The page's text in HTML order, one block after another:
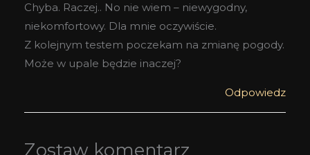
Chyba. Raczej.. No nie wiem – niewygodny,
niekomfortowy. Dla mnie oczywiście.
Z kolejnym testem poczekam na zmianę pogody.
Może w upale będzie inaczej?
Odpowiedz
Zostaw komentarz